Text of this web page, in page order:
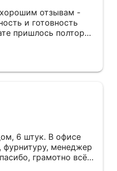
отзывам -
и готовность
пришлось полтора
подъезда, так как
не входит
косяка и
менеджеру
звонок от
и попыток
обговаривал, что
это затруднительно -
возможности...
день - отберите
6 штук. В офисе
фурнитуру, менеджер
грамотно всё
Парни